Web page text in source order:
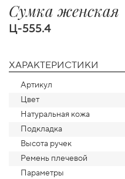
Сумка женская
Ц-555.4
ХАРАКТЕРИСТИКИ
Артикул
Цвет
Натуральная кожа
Подкладка
Высота ручек
Ремень плечевой
Параметры